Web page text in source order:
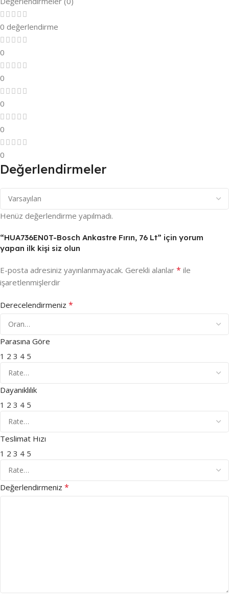
0 değerlendirme
0
0
0
0
0
Değerlendirmeler
Henüz değerlendirme yapılmadı.
“HUA736EN0T-Bosch Ankastre Fırın, 76 Lt” için yorum
yapan ilk kişi siz olun
E-posta adresiniz yayınlanmayacak. Gerekli alanlar * ile
işaretlenmişlerdir
Derecelendirmeniz *
Parasına Göre
1 2 3 4 5
Dayanıklılık
1 2 3 4 5
Teslimat Hızı
1 2 3 4 5
Değerlendirmeniz *